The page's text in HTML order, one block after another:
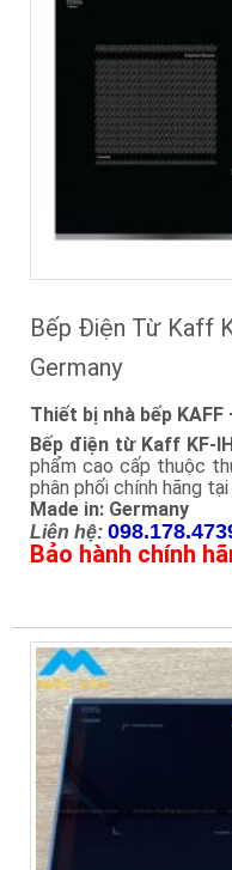
Bếp Điện Từ Kaff
Germany
Thiết bị nhà bếp KAFF
Bếp điện từ Kaff KF-
phẩm cao cấp thuộc
phân phối chính hãng
Made in: Germany
Liên hệ:
Bảo hành chính